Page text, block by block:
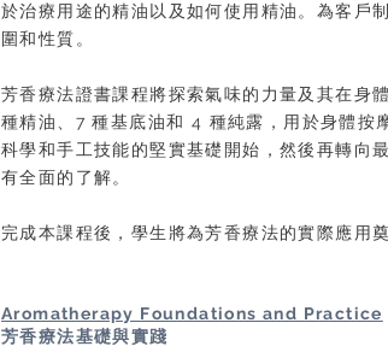
於治療用途的精油以及如何使用精油。為客戶
圍和性質。
芳香療法證書課程將探索氣味的力量及其在身
種精油、7 種基底油和 4 種純露，用於身體按
科學和手工技能的堅實基礎開始，然後再轉向
有全面的了解。
完成本課程後，學生將為芳香療法的實際應用
Aromatherapy Foundations and Practice
芳香療法基礎與實踐